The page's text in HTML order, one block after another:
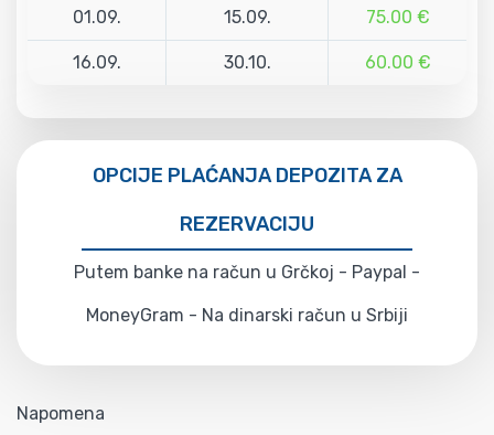
01.09. 15.09. 75.00 €
16.09. 30.10. 60.00 €
OPCIJE PLAĆANJA DEPOZITA ZA
REZERVACIJU
Putem banke na račun u Grčkoj - Paypal -
MoneyGram - Na dinarski račun u Srbiji
Napomena